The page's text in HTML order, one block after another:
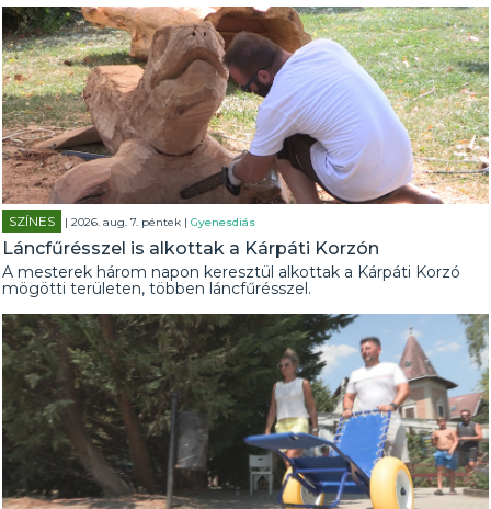
SZÍNES | 2026. aug. 7. péntek |Gyenesdiás
Láncfűrésszel is alkottak a Kárpáti Korzón
A mesterek három napon keresztül alkottak a Kárpáti Korzó
mögötti területen, többen láncfűrésszel.